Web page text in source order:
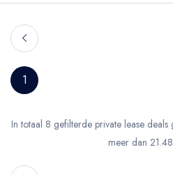
1
In totaal 8 gefilterde private lease
meer dan